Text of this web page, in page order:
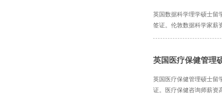
英国数据科学理学硕士留
签证。伦敦数据科学家薪
英国医疗保健管理
英国医疗保健管理硕士留
证。医疗保健咨询师薪资